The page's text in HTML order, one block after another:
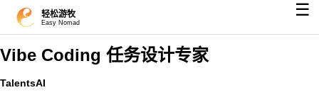
轻松游牧
Easy Nomad
☰
Vibe Coding 任务设计专家
TalentsAI